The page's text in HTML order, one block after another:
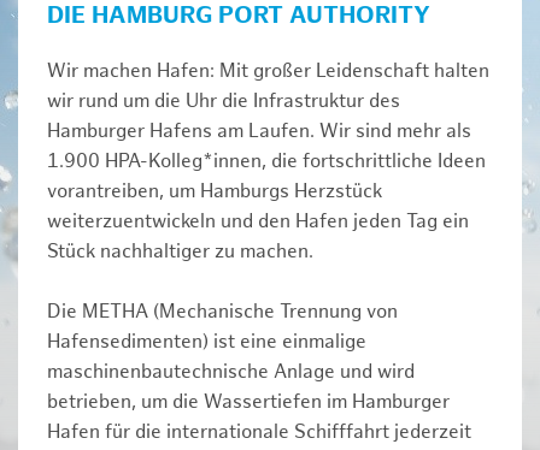
DIE HAMBURG PORT AUTHORITY
Wir machen Hafen: Mit großer Leidenschaft halten
wir rund um die Uhr die Infrastruktur des
Hamburger Hafens am Laufen. Wir sind mehr als
1.900 HPA-Kolleg*innen, die fortschrittliche Ideen
vorantreiben, um Hamburgs Herzstück
weiterzuentwickeln und den Hafen jeden Tag ein
Stück nachhaltiger zu machen.
Die METHA (Mechanische Trennung von
Hafensedimenten) ist eine einmalige
maschinenbautechnische Anlage und wird
betrieben, um die Wassertiefen im Hamburger
Hafen für die internationale Schifffahrt jederzeit